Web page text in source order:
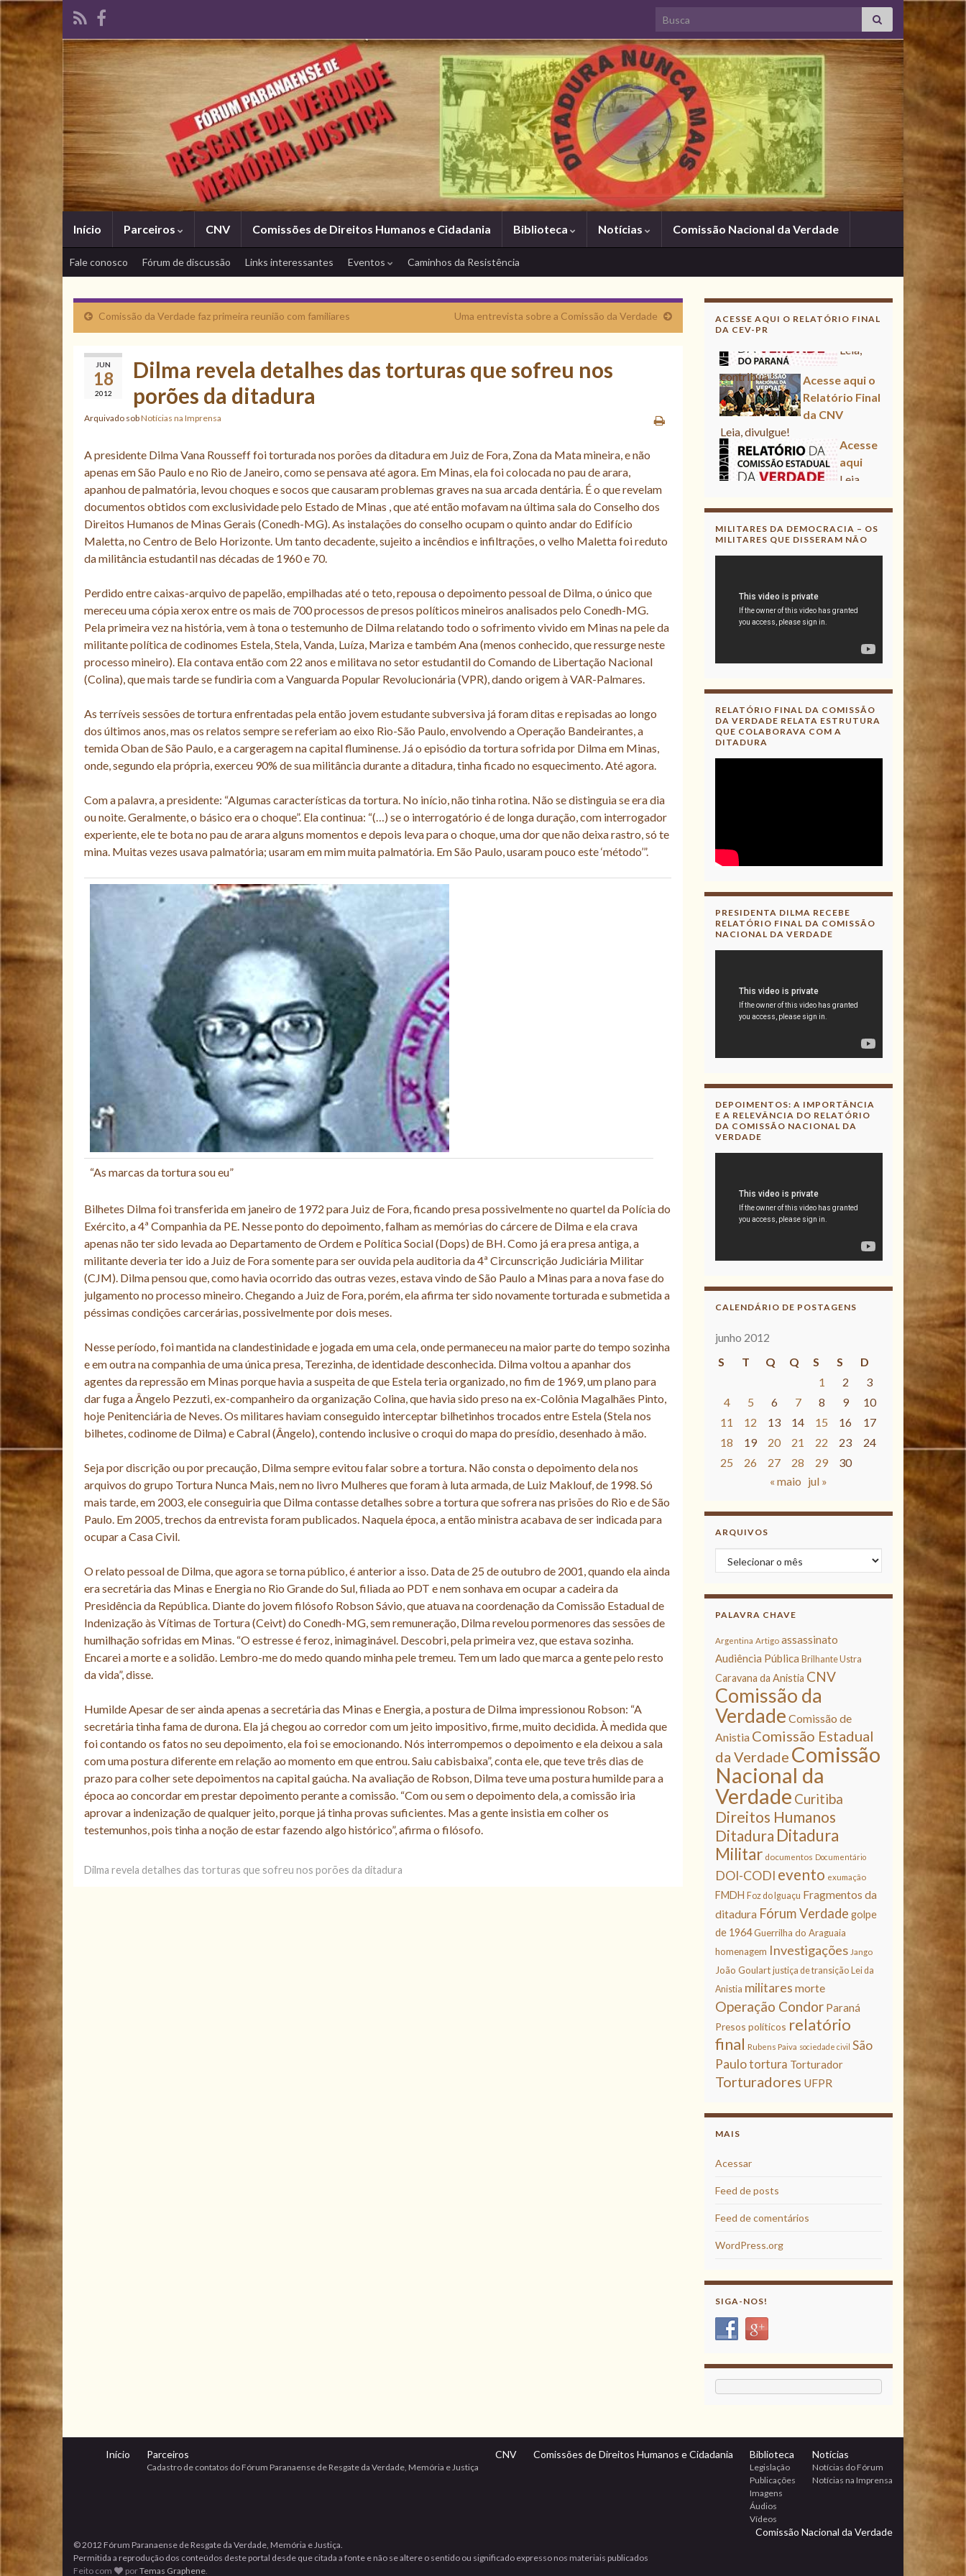
Search for:
Início Parceiros CNV Comissões de Direitos Humanos e Cidadania Biblioteca Notícias Comissão Nacional da Verdade
Fale conosco Fórum de discussão Links interessantes Eventos Caminhos da Resistência
Comissão da Verdade faz primeira reunião com familiares Uma entrevista sobre a Comissão da Verdade
JUN
18
2012
Dilma revela detalhes das torturas que sofreu nos
porões da ditadura
Arquivado sobNotícias na Imprensa
A presidente Dilma Vana Rousseff foi torturada nos porões da ditadura em Juiz de Fora, Zona da Mata mineira, e não
apenas em São Paulo e no Rio de Janeiro, como se pensava até agora. Em Minas, ela foi colocada no pau de arara,
apanhou de palmatória, levou choques e socos que causaram problemas graves na sua arcada dentária. É o que revelam
documentos obtidos com exclusividade pelo Estado de Minas , que até então mofavam na última sala do Conselho dos
Direitos Humanos de Minas Gerais (Conedh-MG). As instalações do conselho ocupam o quinto andar do Edifício
Maletta, no Centro de Belo Horizonte. Um tanto decadente, sujeito a incêndios e infiltrações, o velho Maletta foi reduto
da militância estudantil nas décadas de 1960 e 70.
Perdido entre caixas-arquivo de papelão, empilhadas até o teto, repousa o depoimento pessoal de Dilma, o único que
mereceu uma cópia xerox entre os mais de 700 processos de presos políticos mineiros analisados pelo Conedh-MG.
Pela primeira vez na história, vem à tona o testemunho de Dilma relatando todo o sofrimento vivido em Minas na pele da
militante política de codinomes Estela, Stela, Vanda, Luíza, Mariza e também Ana (menos conhecido, que ressurge neste
processo mineiro). Ela contava então com 22 anos e militava no setor estudantil do Comando de Libertação Nacional
(Colina), que mais tarde se fundiria com a Vanguarda Popular Revolucionária (VPR), dando origem à VAR-Palmares.
As terríveis sessões de tortura enfrentadas pela então jovem estudante subversiva já foram ditas e repisadas ao longo
dos últimos anos, mas os relatos sempre se referiam ao eixo Rio-São Paulo, envolvendo a Operação Bandeirantes, a
temida Oban de São Paulo, e a cargeragem na capital fluminense. Já o episódio da tortura sofrida por Dilma em Minas,
onde, segundo ela própria, exerceu 90% de sua militância durante a ditadura, tinha ficado no esquecimento. Até agora.
Com a palavra, a presidente: “Algumas características da tortura. No início, não tinha rotina. Não se distinguia se era dia
ou noite. Geralmente, o básico era o choque”. Ela continua: “(…) se o interrogatório é de longa duração, com interrogador
experiente, ele te bota no pau de arara alguns momentos e depois leva para o choque, uma dor que não deixa rastro, só te
mina. Muitas vezes usava palmatória; usaram em mim muita palmatória. Em São Paulo, usaram pouco este ‘método’”.
“As marcas da tortura sou eu”
Bilhetes Dilma foi transferida em janeiro de 1972 para Juiz de Fora, ficando presa possivelmente no quartel da Polícia do
Exército, a 4ª Companhia da PE. Nesse ponto do depoimento, falham as memórias do cárcere de Dilma e ela crava
apenas não ter sido levada ao Departamento de Ordem e Política Social (Dops) de BH. Como já era presa antiga, a
militante deveria ter ido a Juiz de Fora somente para ser ouvida pela auditoria da 4ª Circunscrição Judiciária Militar
(CJM). Dilma pensou que, como havia ocorrido das outras vezes, estava vindo de São Paulo a Minas para a nova fase do
julgamento no processo mineiro. Chegando a Juiz de Fora, porém, ela afirma ter sido novamente torturada e submetida a
péssimas condições carcerárias, possivelmente por dois meses.
Nesse período, foi mantida na clandestinidade e jogada em uma cela, onde permaneceu na maior parte do tempo sozinha
e em outra na companhia de uma única presa, Terezinha, de identidade desconhecida. Dilma voltou a apanhar dos
agentes da repressão em Minas porque havia a suspeita de que Estela teria organizado, no fim de 1969, um plano para
dar fuga a Ângelo Pezzuti, ex-companheiro da organização Colina, que havia sido preso na ex-Colônia Magalhães Pinto,
hoje Penitenciária de Neves. Os militares haviam conseguido interceptar bilhetinhos trocados entre Estela (Stela nos
bilhetes, codinome de Dilma) e Cabral (Ângelo), contendo inclusive o croqui do mapa do presídio, desenhado à mão.
Seja por discrição ou por precaução, Dilma sempre evitou falar sobre a tortura. Não consta o depoimento dela nos
arquivos do grupo Tortura Nunca Mais, nem no livro Mulheres que foram à luta armada, de Luiz Maklouf, de 1998. Só
mais tarde, em 2003, ele conseguiria que Dilma contasse detalhes sobre a tortura que sofrera nas prisões do Rio e de São
Paulo. Em 2005, trechos da entrevista foram publicados. Naquela época, a então ministra acabava de ser indicada para
ocupar a Casa Civil.
O relato pessoal de Dilma, que agora se torna público, é anterior a isso. Data de 25 de outubro de 2001, quando ela ainda
era secretária das Minas e Energia no Rio Grande do Sul, filiada ao PDT e nem sonhava em ocupar a cadeira da
Presidência da República. Diante do jovem filósofo Robson Sávio, que atuava na coordenação da Comissão Estadual de
Indenização às Vítimas de Tortura (Ceivt) do Conedh-MG, sem remuneração, Dilma revelou pormenores das sessões de
humilhação sofridas em Minas. “O estresse é feroz, inimaginável. Descobri, pela primeira vez, que estava sozinha.
Encarei a morte e a solidão. Lembro-me do medo quando minha pele tremeu. Tem um lado que marca a gente pelo resto
da vida”, disse.
Humilde Apesar de ser ainda apenas a secretária das Minas e Energia, a postura de Dilma impressionou Robson: “A
secretária tinha fama de durona. Ela já chegou ao corredor com um jeito impositivo, firme, muito decidida. À medida que
foi contando os fatos no seu depoimento, ela foi se emocionando. Nós interrompemos o depoimento e ela deixou a sala
com uma postura diferente em relação ao momento em que entrou. Saiu cabisbaixa”, conta ele, que teve três dias de
prazo para colher sete depoimentos na capital gaúcha. Na avaliação de Robson, Dilma teve uma postura humilde para a
época ao concordar em prestar depoimento perante a comissão. “Com ou sem o depoimento dela, a comissão iria
aprovar a indenização de qualquer jeito, porque já tinha provas suficientes. Mas a gente insistia em colher os
testemunhos, pois tinha a noção de estar fazendo algo histórico”, afirma o filósofo.
Dilma revela detalhes das torturas que sofreu nos porões da ditadura
ACESSE AQUI O RELATÓRIO FINAL
DA CEV-PR
Acesse aqui o Relatório Final
da CNV
Leia, divulgue!
Acesse aqui
Leia, contribua !
da CNV
Leia, divulgue!
MILITARES DA DEMOCRACIA – OS
MILITARES QUE DISSERAM NÃO
RELATÓRIO FINAL DA COMISSÃO
DA VERDADE RELATA ESTRUTURA
QUE COLABORAVA COM A
DITADURA
PRESIDENTA DILMA RECEBE
RELATÓRIO FINAL DA COMISSÃO
NACIONAL DA VERDADE
DEPOIMENTOS: A IMPORTÂNCIA
E A RELEVÂNCIA DO RELATÓRIO
DA COMISSÃO NACIONAL DA
VERDADE
CALENDÁRIO DE POSTAGENS
junho 2012
S
T Q Q S S
D
1
2
3
4
5 6 7 8 9
10
11
12 13 14 15 16
17
18
19 20 21 22 23
24
25
26 27 28 29
30
« maio jul »
ARQUIVOS
Arquivos
PALAVRA CHAVE
Argentina Artigo assassinato
Audiência Pública Brilhante Ustra
Caravana da Anistia CNV
Comissão da
Verdade Comissão de
Anistia Comissão Estadual
da Verdade Comissão
Nacional da
Verdade Curitiba
Direitos Humanos
Ditadura Ditadura
Militar documentos Documentário
DOI-CODI evento exumação
FMDH Foz do Iguaçu Fragmentos da
ditadura Fórum Verdade golpe
de 1964 Guerrilha do Araguaia
homenagem Investigações Jango
João Goulart justiça de transição Lei da
Anistia militares morte
Operação Condor Paraná
Presos políticos relatório
final Rubens Paiva sociedade civil São
Paulotortura Torturador
Torturadores UFPR
MAIS
Acessar
Feed de posts
Feed de comentários
WordPress.org
SIGA-NOS!
Início Parceiros
Cadastro de contatos do Fórum Paranaense de Resgate da Verdade, Memória e Justiça
CNV Comissões de Direitos Humanos e Cidadania Biblioteca
Legislação
Publicações
Imagens
Áudios
Vídeos
Notícias
Notícias do Fórum
Notícias na Imprensa
Comissão Nacional da Verdade
© 2012 Fórum Paranaense de Resgate da Verdade, Memória e Justiça.
Permitida a reprodução dos conteúdos deste portal desde que citada a fonte e não se altere o sentido ou significado expresso nos materiais publicados
Feito com
porTemas Graphene.